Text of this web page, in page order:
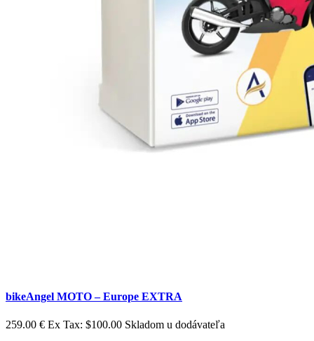
bikeAngel MOTO – Europe EXTRA
259.00 € Ex Tax: $100.00 Skladom u dodávateľa